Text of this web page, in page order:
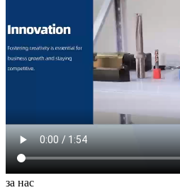
за нас